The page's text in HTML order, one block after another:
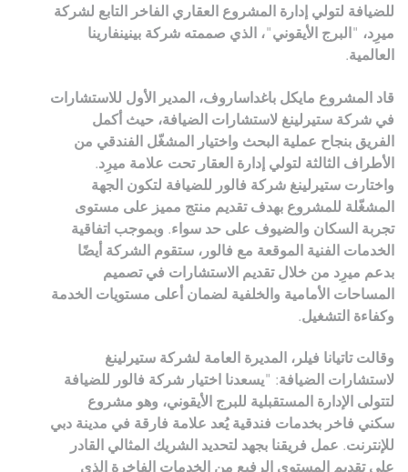
للضيافة لتولي إدارة المشروع العقاري الفاخر التابع لشركة
ميرِد، "البرج الأيقوني"، الذي صممته شركة بينينفارينا
العالمية.
قاد المشروع مايكل باغداساروف، المدير الأول للاستشارات
في شركة ستيرلينغ لاستشارات الضيافة، حيث أكمل
الفريق بنجاح عملية البحث واختيار المشغّل الفندقي من
الأطراف الثالثة لتولي إدارة العقار تحت علامة ميرِد.
واختارت ستيرلينغ شركة فالور للضيافة لتكون الجهة
المشغّلة للمشروع بهدف تقديم منتج مميز على مستوى
تجربة السكان والضيوف على حد سواء. وبموجب اتفاقية
الخدمات الفنية الموقعة مع فالور، ستقوم الشركة أيضًا
بدعم ميرِد من خلال تقديم الاستشارات في تصميم
المساحات الأمامية والخلفية لضمان أعلى مستويات الخدمة
وكفاءة التشغيل.
وقالت تاتيانا فيلر، المديرة العامة لشركة ستيرلينغ
لاستشارات الضيافة: "يسعدنا اختيار شركة فالور للضيافة
لتتولى الإدارة المستقبلية للبرج الأيقوني، وهو مشروع
سكني فاخر بخدمات فندقية يُعد علامة فارقة في مدينة دبي
للإنترنت. عمل فريقنا بجهد لتحديد الشريك المثالي القادر
على تقديم المستوى الرفيع من الخدمات الفاخرة الذي